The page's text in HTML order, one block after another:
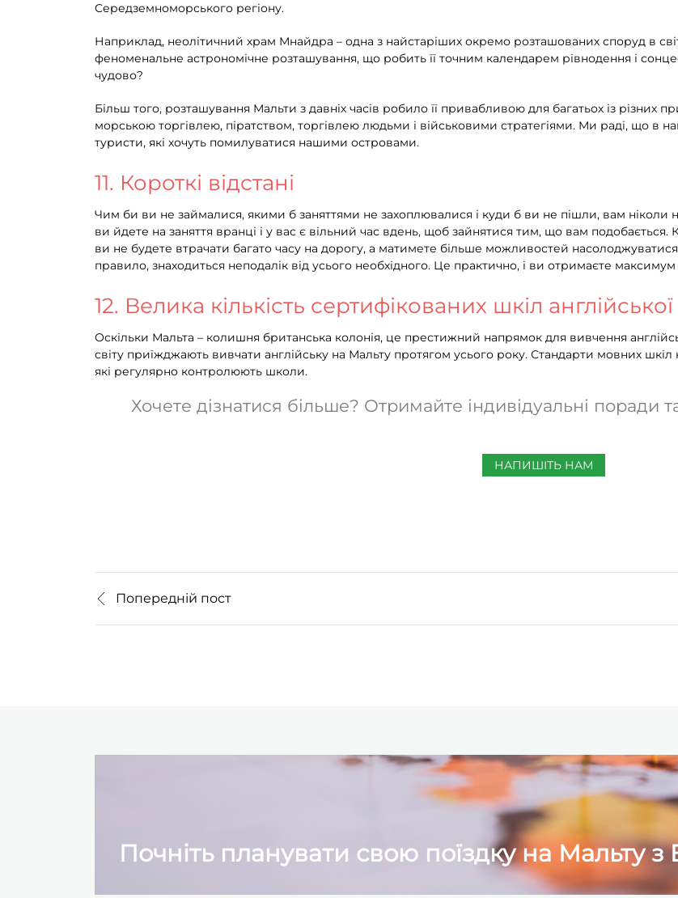
Середземноморського регіону.
Наприклад, неолітичний храм Мнайдра – одна з найстаріших окремо розташованих споруд в
феноменальне астрономічне розташування, що робить її точним календарем рівнодення і
чудово?
Більш того, розташування Мальти з давніх часів робило її привабливою для багатьох із різних
морською торгівлею, піратством, торгівлею людьми і військовими стратегіями. Ми раді, що в
туристи, які хочуть помилуватися нашими островами.
11. Короткі відстані
Чим би ви не займалися, якими б заняттями не захоплювалися і куди б ви не пішли, вам ніколи
ви йдете на заняття вранці і у вас є вільний час вдень, щоб зайнятися тим, що вам
ви не будете втрачати багато часу на дорогу, а матимете більше можливостей
правило, знаходиться неподалік від усього необхідного. Це практично, і ви отримаєте максимум
12. Велика кількість сертифікованих шкіл
Оскільки Мальта – колишня британська колонія, це престижний напрямок для вивчення
світу приїжджають вивчати англійську на Мальту протягом усього року. Стандарти мовних шкіл
які регулярно контролюють школи.
Хочете дізнатися більше? Отримайте індивідуальні поради
НАПИШІТЬ НАМ
Попередній пост
Почніть планувати свою поїздку на Мальту з